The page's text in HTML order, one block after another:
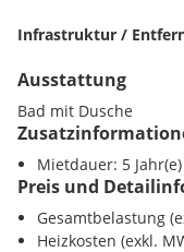
Infrastruktur /
Gesundheit
Arzt <500m
Apotheke <1000m
Kinder / Schulen
Schule <500m
Kindergarten <1000m
Ausstattung
Bad mit Dusche
Mietdauer: 5 Jahr(e)
Preis und
Gesamtbelastung
Heizkosten (exkl.